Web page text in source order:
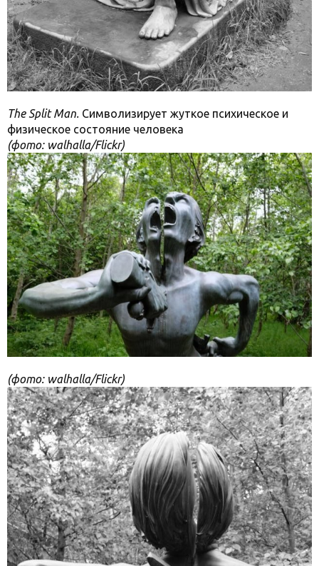
The Split Man. Символизирует жуткое психическое и
физическое состояние человека
(фото: walhalla/Flickr)
(фото: walhalla/Flickr)